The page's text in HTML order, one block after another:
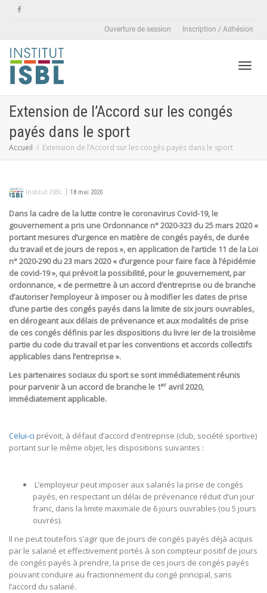
Ouverture de session Inscription / Adhésion
Extension de l’Accord sur les congés
payés dans le sport
Accueil Extension de l’Accord sur les congés payés dans le sport
Institut ISBL | 18 mai 2020
Dans la cadre de la lutte contre le coronavirus Covid-19, le
gouvernement a pris une Ordonnance n° 2020-323 du 25 mars 2020 «
portant mesures d’urgence en matière de congés payés, de durée
du travail et de jours de repos », en application de l’article 11 de la Loi
n° 2020-290 du 23 mars 2020 « d’urgence pour faire face à l’épidémie
de covid-19 », qui prévoit la possibilité, pour le gouvernement, par
ordonnance, « de permettre à un accord d’entreprise ou de branche
d’autoriser l’employeur à imposer ou à modifier les dates de prise
d’une partie des congés payés dans la limite de six jours ouvrables,
en dérogeant aux délais de prévenance et aux modalités de prise
de ces congés définis par les dispositions du livre Ier de la troisième
partie du code du travail et par les conventions et accords collectifs
applicables dans l’entreprise ».
Les partenaires sociaux du sport se sont immédiatement réunis
pour parvenir à un accord de branche le 1eravril 2020,
immédiatement applicable.
Celui-ci prévoit, à défaut d’accord d’entreprise (club, société sportive)
portant sur le même objet, les dispositions suivantes :
L’employeur peut imposer aux salariés la prise de congés
payés, en respectant un délai de prévenance réduit d’un jour
franc, dans la limite maximale de 6 jours ouvrables (ou 5 jours
ouvrés).
Il ne peut toutefois s’agir que de jours de congés payés déjà acquis
par le salarié et effectivement portés à son compteur positif de jours
de congés payés à prendre, la prise de ces jours de congés payés
pouvant conduire au fractionnement du congé principal, sans
l’accord du salarié.